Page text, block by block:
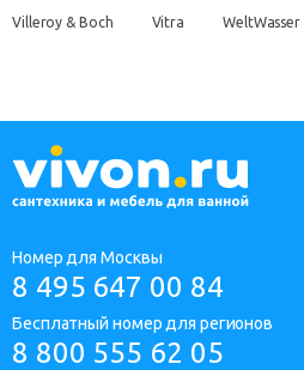
Villeroy & Boch Vitra WeltWasser
Номер для Москвы
8 495 647 00 84
Бесплатный номер для регионов
8 800 555 62 05